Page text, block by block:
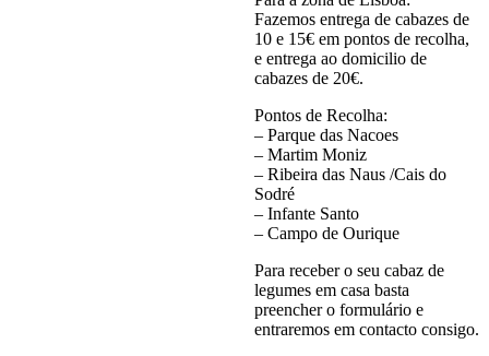
Fazemos entrega de cabazes de
10 e 15€ em pontos de recolha,
e entrega ao domicilio de
cabazes de 20€.
Pontos de Recolha:
– Parque das Nacoes
– Martim Moniz
– Ribeira das Naus /Cais do
Sodré
– Infante Santo
– Campo de Ourique
Para receber o seu cabaz de
legumes em casa basta
preencher o formulário e
entraremos em contacto consigo.